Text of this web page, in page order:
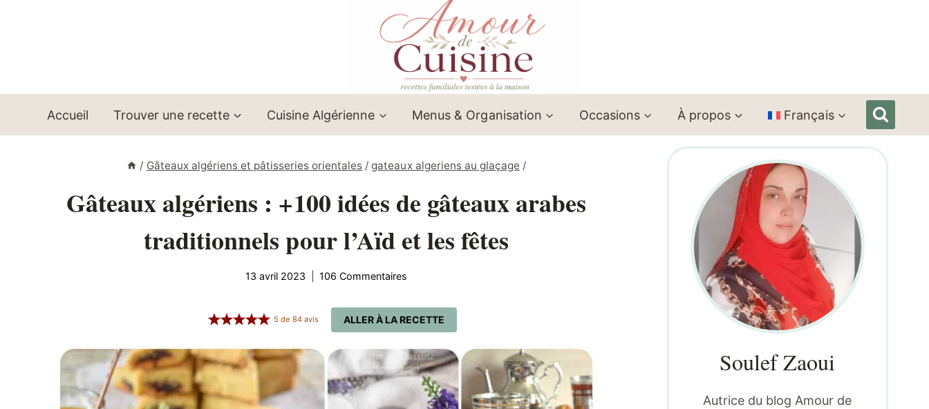
Accueil Trouver une recette Cuisine Algérienne Menus & Organisation Occasions À propos Français
/ Gâteaux algériens et pâtisseries orientales / gateaux algeriens au glaçage /
Gâteaux algériens : +100 idées de gâteaux arabes
traditionnels pour l’Aïd et les fêtes
13 avril 2023 106 Commentaires
ALLER À LA RECETTE
5 de 84avis
Soulef Zaoui
Autrice du blog Amour de